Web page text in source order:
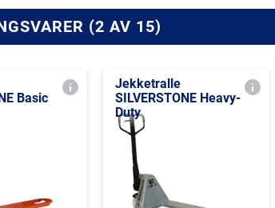
(2 AV 15)
Basic
Jekketralle
SILVERSTONE Heavy-
Duty